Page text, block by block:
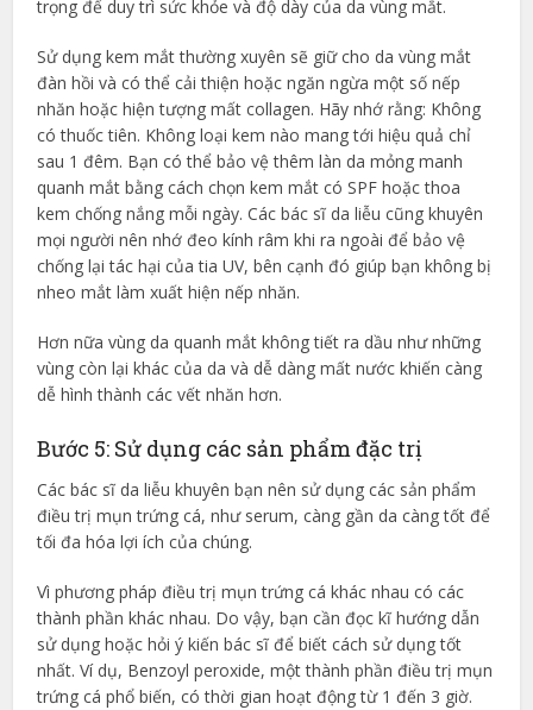
trọng để duy trì sức khỏe và độ dày của da vùng mắt.
Sử dụng kem mắt thường xuyên sẽ giữ cho da vùng mắt
đàn hồi và có thể cải thiện hoặc ngăn ngừa một số nếp
nhăn hoặc hiện tượng mất collagen. Hãy nhớ rằng: Không
có thuốc tiên. Không loại kem nào mang tới hiệu quả chỉ
sau 1 đêm. Bạn có thể bảo vệ thêm làn da mỏng manh
quanh mắt bằng cách chọn kem mắt có SPF hoặc thoa
kem chống nắng mỗi ngày. Các bác sĩ da liễu cũng khuyên
mọi người nên nhớ đeo kính râm khi ra ngoài để bảo vệ
chống lại tác hại của tia UV, bên cạnh đó giúp bạn không bị
nheo mắt làm xuất hiện nếp nhăn.
Hơn nữa vùng da quanh mắt không tiết ra dầu như những
vùng còn lại khác của da và dễ dàng mất nước khiến càng
dễ hình thành các vết nhăn hơn.
Bước 5: Sử dụng các sản phẩm đặc trị
Các bác sĩ da liễu khuyên bạn nên sử dụng các sản phẩm
điều trị mụn trứng cá, như serum, càng gần da càng tốt để
tối đa hóa lợi ích của chúng.
Vì phương pháp điều trị mụn trứng cá khác nhau có các
thành phần khác nhau. Do vậy, bạn cần đọc kĩ hướng dẫn
sử dụng hoặc hỏi ý kiến bác sĩ để biết cách sử dụng tốt
nhất. Ví dụ, Benzoyl peroxide, một thành phần điều trị mụn
trứng cá phổ biến, có thời gian hoạt động từ 1 đến 3 giờ.